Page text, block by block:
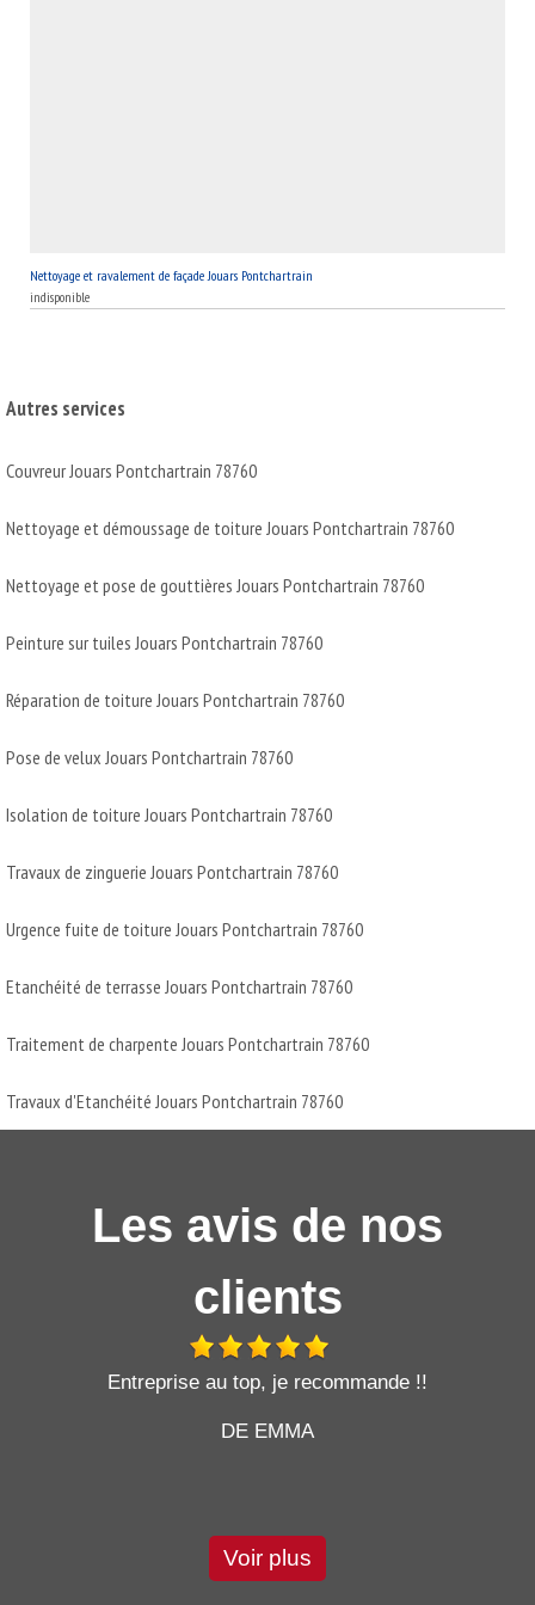
Nettoyage et ravalement de façade Jouars Pontchartrain
indisponible
Autres services
Couvreur Jouars Pontchartrain 78760
Nettoyage et démoussage de toiture Jouars Pontchartrain 78760
Nettoyage et pose de gouttières Jouars Pontchartrain 78760
Peinture sur tuiles Jouars Pontchartrain 78760
Réparation de toiture Jouars Pontchartrain 78760
Pose de velux Jouars Pontchartrain 78760
Isolation de toiture Jouars Pontchartrain 78760
Travaux de zinguerie Jouars Pontchartrain 78760
Urgence fuite de toiture Jouars Pontchartrain 78760
Etanchéité de terrasse Jouars Pontchartrain 78760
Traitement de charpente Jouars Pontchartrain 78760
Travaux d'Etanchéité Jouars Pontchartrain 78760
Les avis de nos
clients
Entreprise au top, je recommande !!
DE EMMA
Voir plus